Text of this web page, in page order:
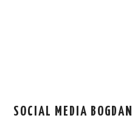
SOCIAL MEDIA BOGDAN